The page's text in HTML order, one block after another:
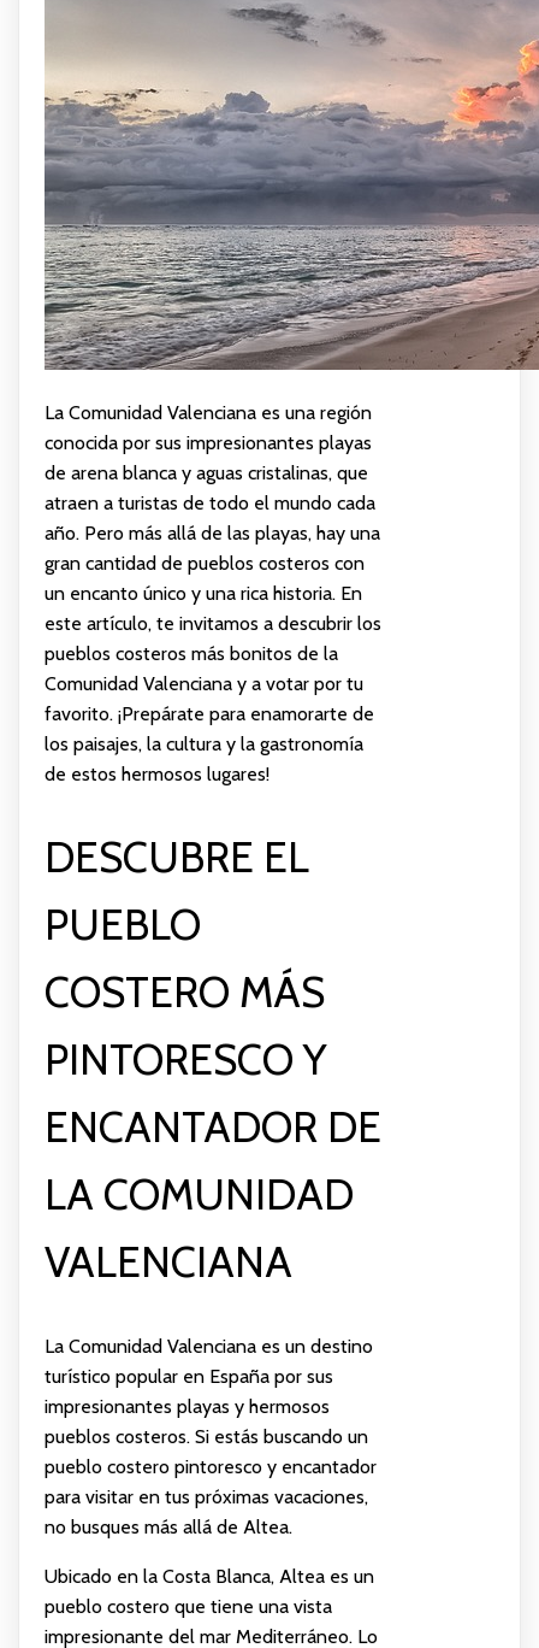
La Comunidad Valenciana es una región
conocida por sus impresionantes playas
de arena blanca y aguas cristalinas, que
atraen a turistas de todo el mundo cada
año. Pero más allá de las playas, hay una
gran cantidad de pueblos costeros con
un encanto único y una rica historia. En
este artículo, te invitamos a descubrir los
pueblos costeros más bonitos de la
Comunidad Valenciana y a votar por tu
favorito. ¡Prepárate para enamorarte de
los paisajes, la cultura y la gastronomía
de estos hermosos lugares!
DESCUBRE EL
PUEBLO
COSTERO MÁS
PINTORESCO Y
ENCANTADOR DE
LA COMUNIDAD
VALENCIANA
La Comunidad Valenciana es un destino
turístico popular en España por sus
impresionantes playas y hermosos
pueblos costeros. Si estás buscando un
pueblo costero pintoresco y encantador
para visitar en tus próximas vacaciones,
no busques más allá de Altea.
Ubicado en la Costa Blanca, Altea es un
pueblo costero que tiene una vista
impresionante del mar Mediterráneo. Lo